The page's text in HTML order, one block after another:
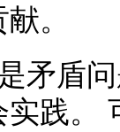
。
矛盾
践。